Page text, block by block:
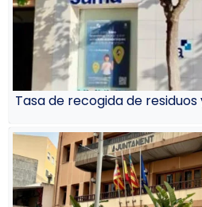
Tasa de recogida de